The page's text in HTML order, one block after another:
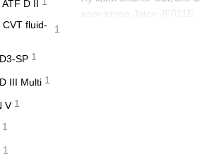
вариатора Jatco
ATF D II
CVT fluid-
1
SP 1
III Multi 1
V 1
1
1